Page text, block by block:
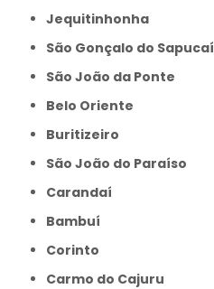
Jequitinhonha
São Gonçalo do Sapucaí
São João da Ponte
Belo Oriente
Buritizeiro
São João do Paraíso
Carandaí
Bambuí
Corinto
Carmo do Cajuru